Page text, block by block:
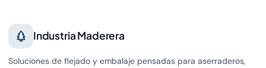
Industria Maderera
Soluciones de flejado y embalaje pensadas para aserraderos,